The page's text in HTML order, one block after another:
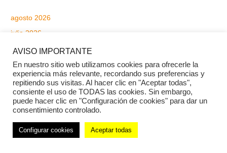
agosto 2026
julio 2026
junio 2026
mayo 2026
abril 2026
marzo 2026
febrero 2026
AVISO IMPORTANTE
En nuestro sitio web utilizamos cookies para ofrecerle la
experiencia más relevante, recordando sus preferencias y
repitiendo sus visitas. Al hacer clic en "Aceptar todas",
consiente el uso de TODAS las cookies. Sin embargo,
puede hacer clic en "Configuración de cookies" para dar un
consentimiento controlado.
Configurar cookies Aceptar todas